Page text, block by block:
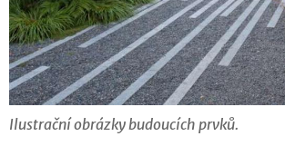
Ilustrační obrázky budoucích prvků.